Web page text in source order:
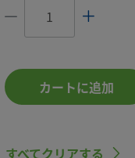
カートに追加
すべてクリアする